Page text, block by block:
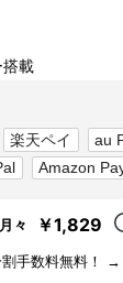
搭載
楽天ペイ
au
Amazon
々 ￥1,829
割手数料無料！ →